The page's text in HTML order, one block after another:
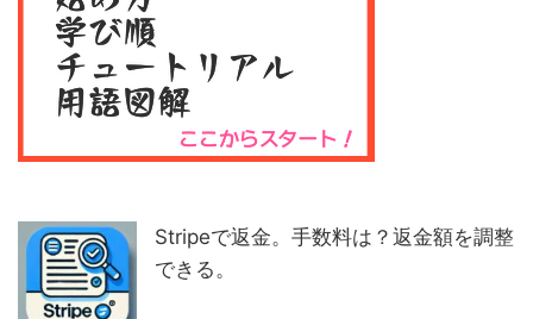
Stripeで返金。手数料は？返金額を調整
できる。